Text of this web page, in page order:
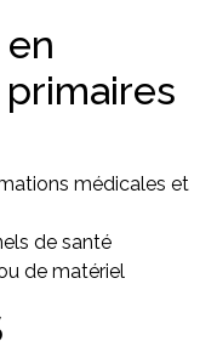
médicales et
de santé
de matériel